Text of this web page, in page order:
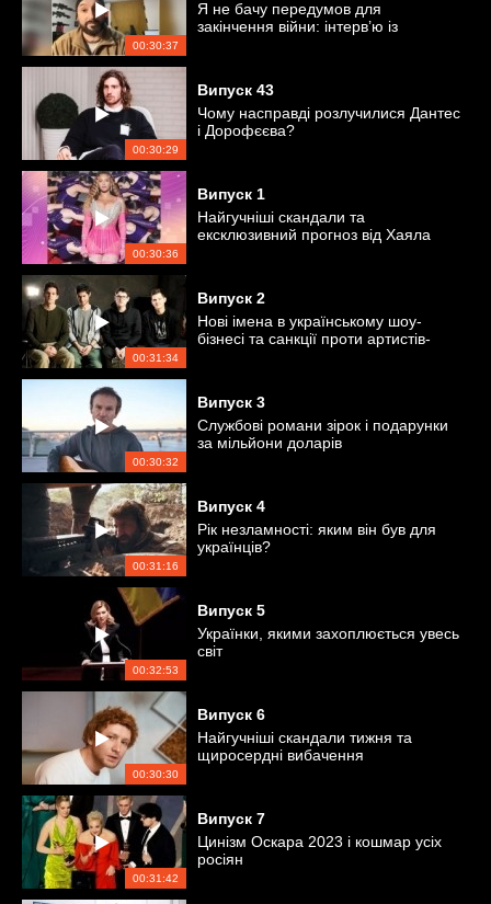
00:30:37
Я не бачу передумов для
закінчення війни: інтерв’ю із
00:30:29
Випуск 43
Чому насправді розлучилися Дантес
і Дорофєєва?
00:30:36
Випуск 1
Найгучніші скандали та
ексклюзивний прогноз від Хаяла
00:31:34
Випуск 2
Нові імена в українському шоу-
бізнесі та санкції проти артистів-
00:30:32
Випуск 3
Службові романи зірок і подарунки
за мільйони доларів
00:31:16
Випуск 4
Рік незламності: яким він був для
українців?
00:32:53
Випуск 5
Українки, якими захоплюється увесь
світ
00:30:30
Випуск 6
Найгучніші скандали тижня та
щиросердні вибачення
00:31:42
Випуск 7
Цинізм Оскара 2023 і кошмар усіх
росіян